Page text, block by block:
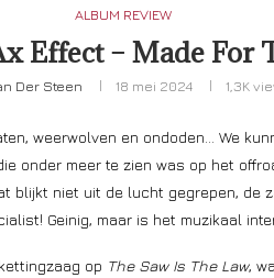
ALBUM REVIEW
Effect – Made For
Der Steen 18 mei 2024 1,3K
weerwolven en ondoden… We
onder meer te zien was op het
blijkt niet uit de lucht gegrepen, de
Geinig, maar is het muzikaal
op The Saw Is The Law,